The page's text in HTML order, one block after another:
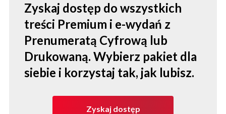
Zyskaj dostęp do wszystkich
treści Premium i e-wydań z
Prenumeratą Cyfrową lub
Drukowaną. Wybierz pakiet dla
siebie i korzystaj tak, jak lubisz.
Zyskaj dostęp